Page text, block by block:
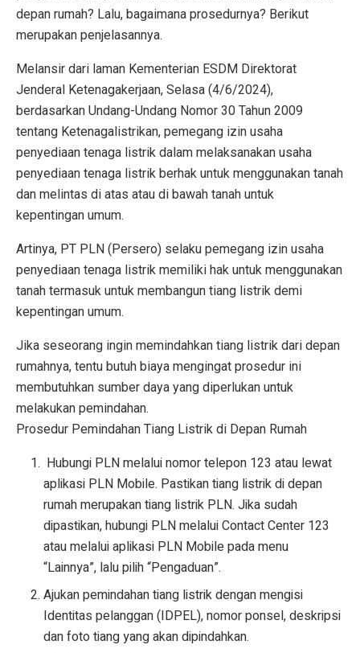
depan rumah? Lalu, bagaimana prosedurnya? Berikut
merupakan penjelasannya.
Melansir dari laman Kementerian ESDM Direktorat
Jenderal Ketenagakerjaan, Selasa (4/6/2024),
berdasarkan Undang-Undang Nomor 30 Tahun 2009
tentang Ketenagalistrikan, pemegang izin usaha
penyediaan tenaga listrik dalam melaksanakan usaha
penyediaan tenaga listrik berhak untuk menggunakan tanah
dan melintas di atas atau di bawah tanah untuk
kepentingan umum.
Artinya, PT PLN (Persero) selaku pemegang izin usaha
penyediaan tenaga listrik memiliki hak untuk menggunakan
tanah termasuk untuk membangun tiang listrik demi
kepentingan umum.
Jika seseorang ingin memindahkan tiang listrik dari depan
rumahnya, tentu butuh biaya mengingat prosedur ini
membutuhkan sumber daya yang diperlukan untuk
melakukan pemindahan.
Prosedur Pemindahan Tiang Listrik di Depan Rumah
Hubungi PLN melalui nomor telepon 123 atau lewat
aplikasi PLN Mobile. Pastikan tiang listrik di depan
rumah merupakan tiang listrik PLN. Jika sudah
dipastikan, hubungi PLN melalui Contact Center 123
atau melalui aplikasi PLN Mobile pada menu
“Lainnya”, lalu pilih “Pengaduan”.
Ajukan pemindahan tiang listrik dengan mengisi
Identitas pelanggan (IDPEL), nomor ponsel, deskripsi
dan foto tiang yang akan dipindahkan.